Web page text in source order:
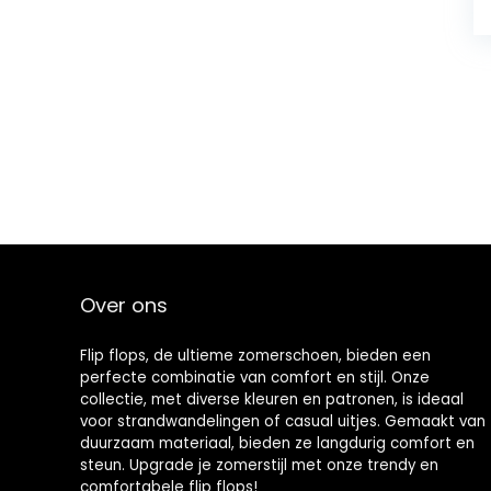
Over ons
Flip flops, de ultieme zomerschoen, bieden een
perfecte combinatie van comfort en stijl. Onze
collectie, met diverse kleuren en patronen, is ideaal
voor strandwandelingen of casual uitjes. Gemaakt van
duurzaam materiaal, bieden ze langdurig comfort en
steun. Upgrade je zomerstijl met onze trendy en